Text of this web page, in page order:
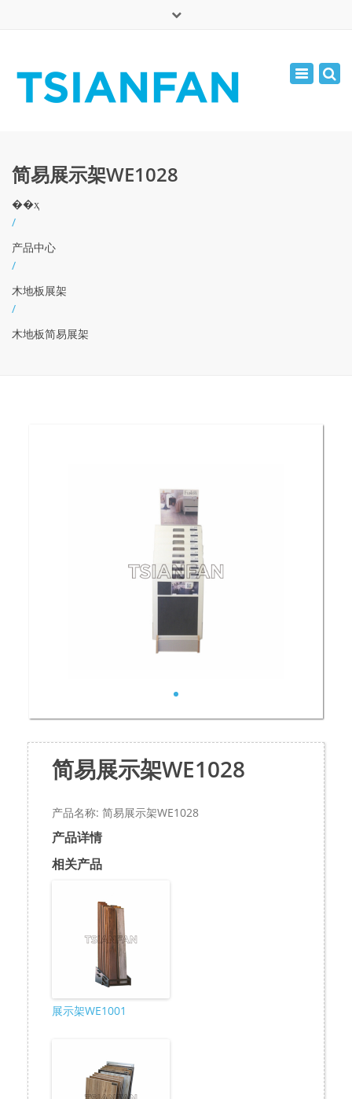
周一 - 周六: 7:00 - 17:00
Toggle
简易展示架WE1028
��ҳ
/
产品中心
/
木地板展架
/
木地板简易展架
简易展示架WE1028
产品名称: 简易展示架WE1028
产品详情
相关产品
展示架WE1001